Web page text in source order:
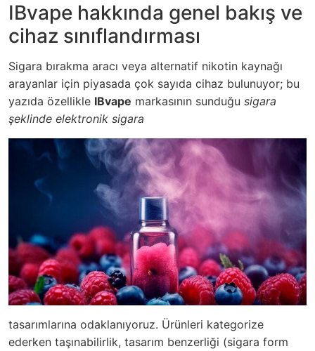
IBvape hakkında genel bakış ve
cihaz sınıflandırması
Sigara bırakma aracı veya alternatif nikotin kaynağı
arayanlar için piyasada çok sayıda cihaz bulunuyor; bu
yazıda özellikle IBvape markasının sunduğu sigara
şeklinde elektronik sigara
tasarımlarına odaklanıyoruz. Ürünleri kategorize
ederken taşınabilirlik, tasarım benzerliği (sigara form